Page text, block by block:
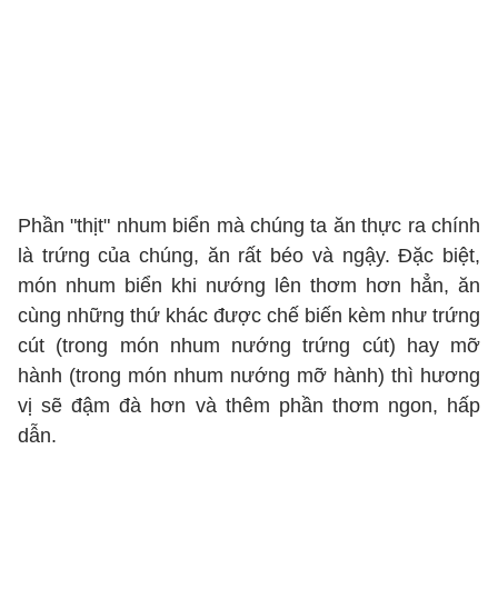
Phần "thịt" nhum biển mà chúng ta ăn thực ra chính
là trứng của chúng, ăn rất béo và ngậy. Đặc biệt,
món nhum biển khi nướng lên thơm hơn hẳn, ăn
cùng những thứ khác được chế biến kèm như trứng
cút (trong món nhum nướng trứng cút) hay mỡ
hành (trong món nhum nướng mỡ hành) thì hương
vị sẽ đậm đà hơn và thêm phần thơm ngon, hấp
dẫn.